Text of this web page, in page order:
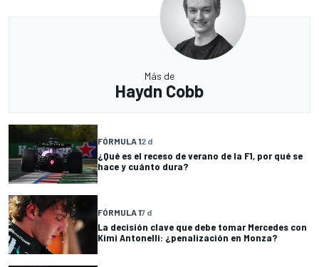
Más de
Haydn Cobb
FÓRMULA 12 d
¿Qué es el receso de verano de la F1, por qué se
hace y cuánto dura?
FÓRMULA 17 d
La decisión clave que debe tomar Mercedes con
Kimi Antonelli: ¿penalización en Monza?